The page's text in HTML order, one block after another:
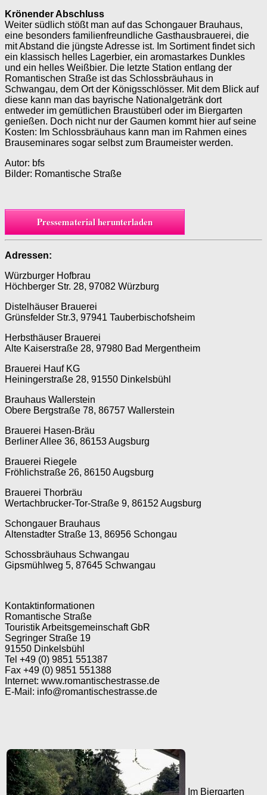
Krönender Abschluss
Weiter südlich stößt man auf das Schongauer Brauhaus,
eine besonders familienfreundliche Gasthausbrauerei, die
mit Abstand die jüngste Adresse ist. Im Sortiment findet sich
ein klassisch helles Lagerbier, ein aroma­starkes Dunkles
und ein helles Weißbier. Die letzte Station entlang der
Romantischen Straße ist das Schlossbräuhaus in
Schwangau, dem Ort der Königsschlösser. Mit dem Blick auf
diese kann man das bayrische Nationalgetränk dort
entweder im gemütlichen Braustüberl oder im Biergarten
genießen. Doch nicht nur der Gaumen kommt hier auf seine
Kosten: Im Schlossbräuhaus kann man im Rahmen eines
Brau­seminares sogar selbst zum Braumeister werden.
Autor: bfs
Bilder: Romantische Straße
Pressematerial herunterladen
Adressen:
Würzburger Hofbrau
Höchberger Str. 28, 97082 Würzburg
Distelhäuser Brauerei
Grünsfelder Str.3, 97941 Tauberbischofsheim
Herbsthäuser Brauerei
Alte Kaiserstraße 28, 97980 Bad Mergentheim
Brauerei Hauf KG
Heiningerstraße 28, 91550 Dinkelsbühl
Brauhaus Wallerstein
Obere Bergstraße 78, 86757 Wallerstein
Brauerei Hasen-Bräu
Berliner Allee 36, 86153 Augsburg
Brauerei Riegele
Fröhlichstraße 26, 86150 Augsburg
Brauerei Thorbräu
Wertachbrucker-Tor-Straße 9, 86152 Augsburg
Schongauer Brauhaus
Altenstadter Straße 13, 86956 Schongau
Schossbräuhaus Schwangau
Gipsmühlweg 5, 87645 Schwangau
Kontaktinformationen
Romantische Straße
Touristik Arbeitsgemeinschaft GbR
Segringer Straße 19
91550 Dinkelsbühl
Tel +49 (0) 9851 551387
Fax +49 (0) 9851 551388
Internet: www.romantischestrasse.de
E-Mail: info@romantischestrasse.de
Im Biergarten